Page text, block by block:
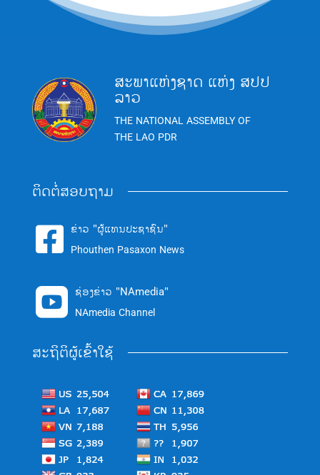
ສະພາແຫ່ງຊາດ ແຫ່ງ ສປປ
ລາວ
THE NATIONAL ASSEMBLY OF
THE LAO PDR
ຕິດຕໍ່ສອບຖາມ
 ຂ່າວ "ຜູ້ແທນປະຊາຊົນ"
Phouthen Pasaxon News
 ຊ່ອງຂ່າວ "NAmedia"
NAmedia Channel
ສະຖິຕິຜູ້ເຂົ້າໃຊ້